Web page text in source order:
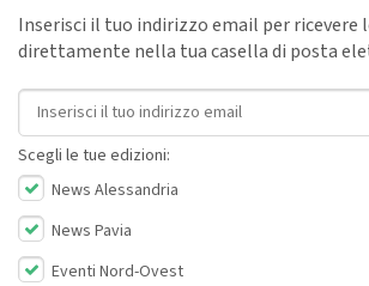
Inserisci il tuo indirizzo email per ricevere
direttamente nella tua casella di posta
Indirizzo email
Scegli le tue edizioni:
News Alessandria
News Pavia
Eventi Nord-Ovest